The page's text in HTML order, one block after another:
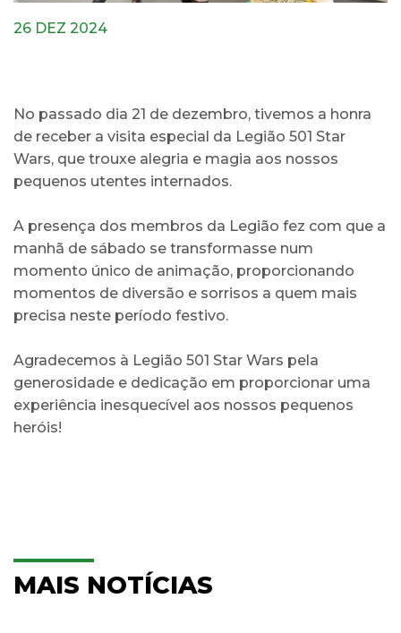
26 DEZ 2024
No passado dia 21 de dezembro, tivemos a honra
de receber a visita especial da Legião 501 Star
Wars, que trouxe alegria e magia aos nossos
pequenos utentes internados.
A presença dos membros da Legião fez com que a
manhã de sábado se transformasse num
momento único de animação, proporcionando
momentos de diversão e sorrisos a quem mais
precisa neste período festivo.
Agradecemos à Legião 501 Star Wars pela
generosidade e dedicação em proporcionar uma
experiência inesquecível aos nossos pequenos
heróis!
MAIS NOTÍCIAS